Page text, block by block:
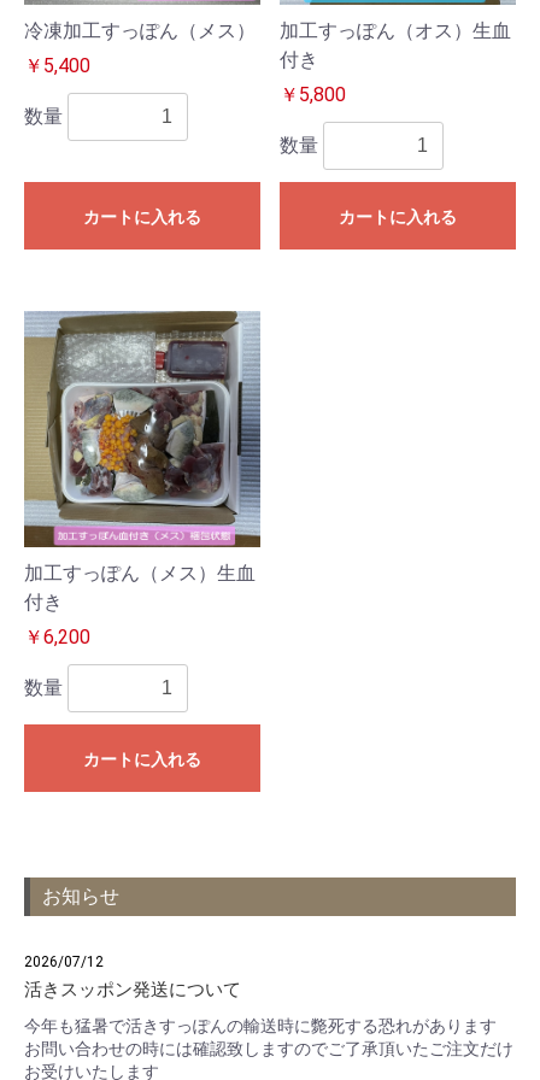
冷凍加工すっぽん（メス）
￥5,400
数量
カートに入れる
加工すっぽん（オス）生血
付き
￥5,800
数量
カートに入れる
加工すっぽん（メス）生血
付き
￥6,200
数量
カートに入れる
お知らせ
2026/07/12
活きスッポン発送について
今年も猛暑で活きすっぽんの輸送時に斃死する恐れがあります
お問い合わせの時には確認致しますのでご了承頂いたご注文だけ
お受けいたします